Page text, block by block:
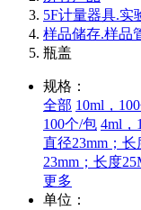
5F计量器具.实
样品储存.样品
瓶盖
规格：
全部 10ml，
100个/包 4ml，
直径23mm；
23mm；长度
更多
单位：